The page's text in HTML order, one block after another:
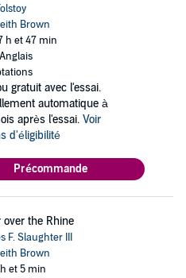
Brown
h et 47 min
gratuit avec l'essai.
automatique à
après l'essai. Voir
d'éligibilité
Précommande
over the Rhine
F. Slaughter III
Brown
et 5 min